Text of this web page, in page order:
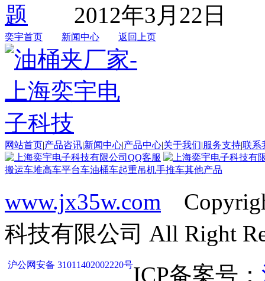
题 2012年3月22日
奕宇首页 新闻中心 返回上页
网站首页|产品咨讯|新闻中心|产品中心|关于我们|服务支持|联系
搬运车堆高车平台车油桶车起重吊机手推车其他产品
www.jx35w.com
科技有限公司 All Right
沪公网安备 31011402002220号ICP备案号：